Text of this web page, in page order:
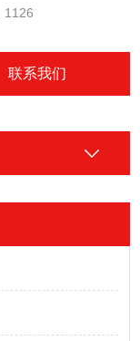
1126
联系我们